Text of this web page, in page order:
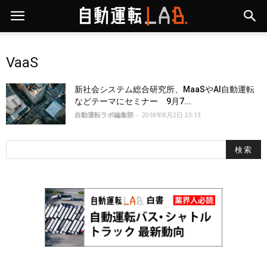
VaaS
新社会システム総合研究所、MaaSやAI自動運転
などテーマにセミナー 9月7...
自動運転ラボ編集部 - 2018年8月2日 23:13